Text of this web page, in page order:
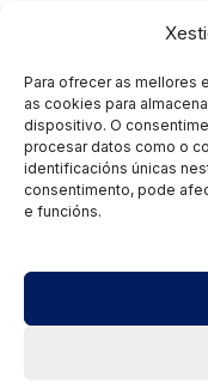
Para ofrecer as mellores
as cookies para
dispositivo. O
procesar datos como o
identificacións únicas
consentimento, pode
e funcións.
de
18:00
29 de
O
de 2026 - 18:00